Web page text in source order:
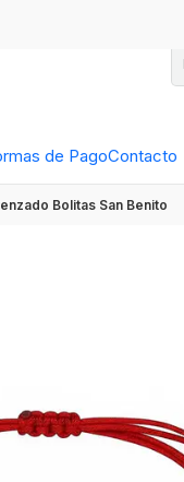
de PagoContacto
Bolitas San Benito